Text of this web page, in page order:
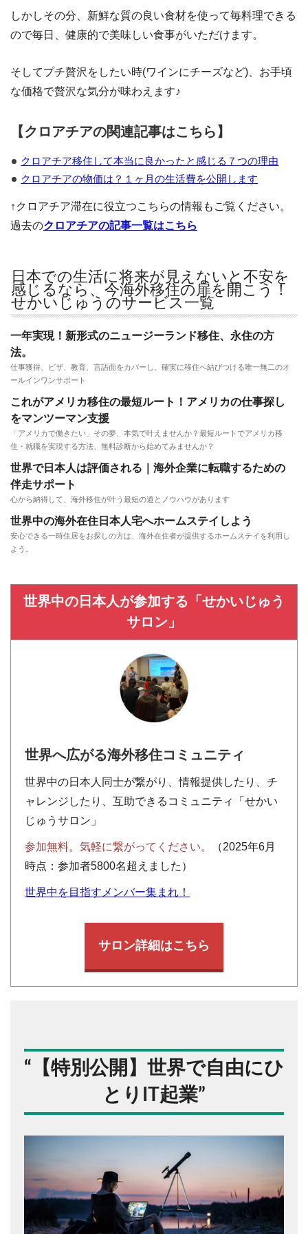
しかしその分、新鮮な質の良い食材を使って毎料理できる
ので毎日、健康的で美味しい食事がいただけます。
そしてプチ贅沢をしたい時(ワインにチーズなど)、お手頃
な価格で贅沢な気分が味わえます♪
【クロアチアの関連記事はこちら】
クロアチア移住して本当に良かったと感じる７つの理由
クロアチアの物価は？１ヶ月の生活費を公開します
↑クロアチア滞在に役立つこちらの情報もご覧ください。
過去のクロアチアの記事一覧はこちら
日本での生活に将来が見えないと不安を
感じるなら、今海外移住の扉を開こう！
せかいじゅうのサービス一覧
一年実現！新形式のニュージーランド移住、永住の方
法。
仕事獲得、ビザ、教育、言語面をカバーし、確実に移住へ結びつける唯一無二のオ
ールインワンサポート
これがアメリカ移住の最短ルート！アメリカの仕事探し
をマンツーマン支援
「アメリカで働きたい」その夢、本気で叶えませんか？最短ルートでアメリカ移
住・就職を実現する方法、無料診断から始めてみませんか？
世界で日本人は評価される｜海外企業に転職するための
伴走サポート
心から納得して、海外移住が叶う最短の道とノウハウがあります
世界中の海外在住日本人宅へホームステイしよう
安心できる一時住居をお探しの方は、海外在住者が提供するホームステイを利用し
よう。
世界中の日本人が参加する「せかいじゅう
サロン」
世界へ広がる海外移住コミュニティ
世界中の日本人同士が繋がり、情報提供したり、チ
ャレンジしたり、互助できるコミュニティ「せかい
じゅうサロン」
参加無料。気軽に繋がってください。
（2025年6月
時点：参加者5800名超えました）
世界中を目指すメンバー集まれ！
サロン詳細はこちら
“ 【特別公開】世界で自由にひ
とりIT起業”